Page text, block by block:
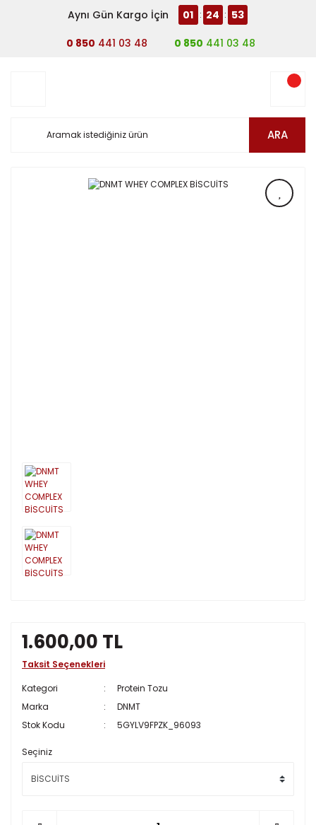
Aynı Gün Kargo İçin 01 : 24 : 53
0 850 441 03 48 0 850 441 03 48
ARA
1.600,00 TL
Taksit Seçenekleri
Kategori
Protein Tozu
Marka
DNMT
Stok Kodu
5GYLV9FPZK_96093
Seçiniz